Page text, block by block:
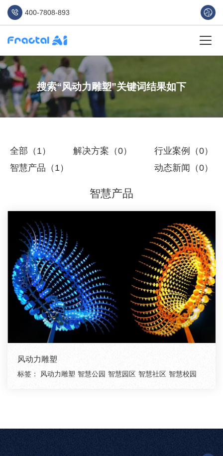
400-7808-893
搜索“风动力雕塑”关键词结果如下
全部（1） 解决方案（0）
行业案例（0）
智慧产品（1）
动态新闻（0）
智慧产品
风动力雕塑
标签： 风动力雕塑 智慧公园 智慧园区 智慧社区 智慧校园